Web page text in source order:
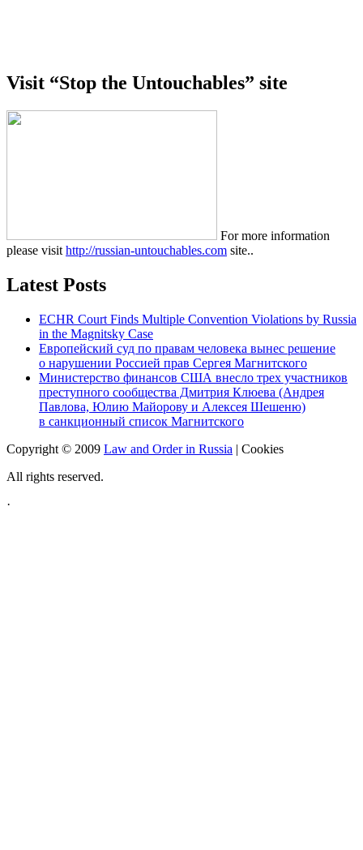
Visit “Stop the Untouchables” site
For more information
please visit http://russian-untouchables.com site..
Latest Posts
ECHR Court Finds Multiple Convention Violations by Russia
in the Magnitsky Case
Европейский суд по правам человека вынес решение
о нарушении Россией прав Сергея Магнитского
Министерство финансов США внесло трех участников
преступного сообщества Дмитрия Клюева (Андрея
Павлова, Юлию Майорову и Алексея Шешеню)
в санкционный список Магнитского
Copyright © 2009 Law and Order in Russia | Cookies
All rights reserved.
·